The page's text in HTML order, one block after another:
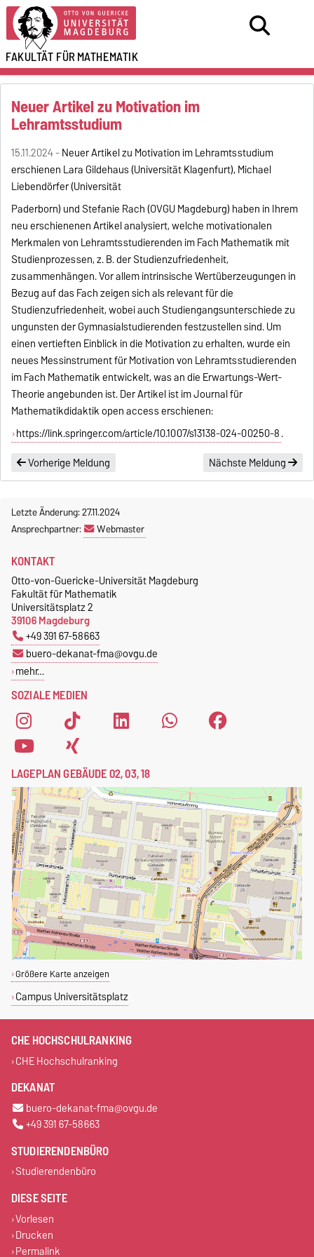
FAKULTÄT FÜRMATHEMATIK
Neuer Artikel zu Motivation im
Lehramtsstudium
15.11.2024 -Neuer Artikel zu Motivation im Lehramtsstudium
erschienen Lara Gildehaus (Universität Klagenfurt), Michael
Liebendörfer (Universität
Paderborn) und Stefanie Rach (OVGU Magdeburg) haben in Ihrem
neu erschienenen Artikel analysiert, welche motivationalen
Merkmalen von Lehramtsstudierenden im Fach Mathematik mit
Studienprozessen, z. B. der Studienzufriedenheit,
zusammenhängen. Vor allem intrinsische Wertüberzeugungen in
Bezug auf das Fach zeigen sich als relevant für die
Studienzufriedenheit, wobei auch Studiengangsunterschiede zu
ungunsten der Gymnasialstudierenden festzustellen sind. Um
einen vertieften Einblick in die Motivation zu erhalten, wurde ein
neues Messinstrument für Motivation von Lehramtsstudierenden
im Fach Mathematik entwickelt, was an die Erwartungs-Wert-
Theorie angebunden ist. Der Artikel ist im Journal für
Mathematikdidaktik open access erschienen:
https://link.springer.com/article/10.1007/s13138-024-00250-8.
Vorherige Meldung
Nächste Meldung
Letzte Änderung: 27.11.2024
Ansprechpartner:
Webmaster
SOZIALE MEDIEN
KONTAKT
Otto-von-Guericke-Universität Magdeburg
Fakultät für Mathematik
Universitätsplatz 2
39106 Magdeburg
+49 391 67-58663
buero-dekanat-fma@ovgu.de
mehr…
LAGEPLAN GEBÄUDE 02, 03, 18
Größere Karte anzeigen
Campus Universitätsplatz
CHE HOCHSCHULRANKING
CHE Hochschulranking
DEKANAT
buero-dekanat-fma@ovgu.de
+49 391 67-58663
STUDIERENDENBÜRO
Studierendenbüro
DIESE SEITE
Vorlesen
Drucken
Permalink